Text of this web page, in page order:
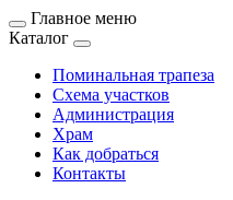
Главное меню
Каталог
Поминальная трапеза
Схема участков
Администрация
Храм
Как добраться
Контакты